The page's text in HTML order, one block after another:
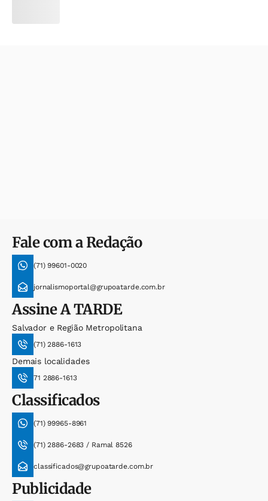
Fale com a Redação
(71) 99601-0020
jornalismoportal@grupoatarde.com.br
AssineA TARDE
Salvador e Região Metropolitana
(71) 2886-1613
Demais localidades
71 2886-1613
Classificados
(71) 99965-8961
(71) 2886-2683 / Ramal 8526
classificados@grupoatarde.com.br
Publicidade